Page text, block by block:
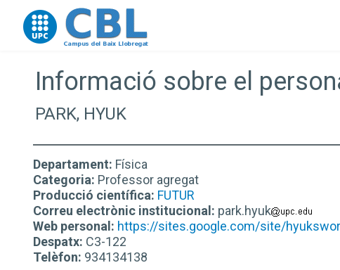
Go to upc.edu
Informació sobre el
PARK, HYUK
Departament: Física
Categoria: Professor agregat
Producció científica: FUTUR
Correu electrònic institucional: park.hyuk
Web personal: https://sites.google.com/site/
Despatx: C3-122
Telèfon: 934134138